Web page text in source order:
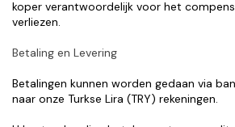
koper verantwoordelijk voor het
verliezen.
Betaling en Levering
Betalingen kunnen worden gedaan via
naar onze Turkse Lira (TRY) rekeningen.